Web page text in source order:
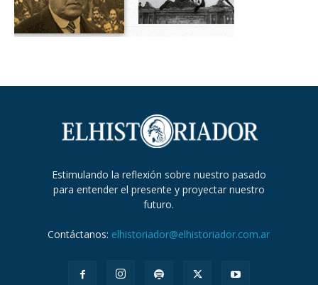
Estimulando la reflexión sobre nuestro pasado
para entender el presente y proyectar nuestro
futuro.
Contáctanos: elhistoriador@elhistoriador.com.ar